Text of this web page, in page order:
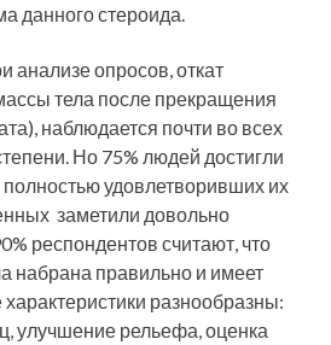
данного стероида.
анализе опросов, откат
тела после прекращения
наблюдается почти во всех
Но 75% людей достигли
полностью удовлетворивших их
заметили довольно
респондентов считают, что
набрана правильно и имеет
разнообразны:
улучшение рельефа, оценка